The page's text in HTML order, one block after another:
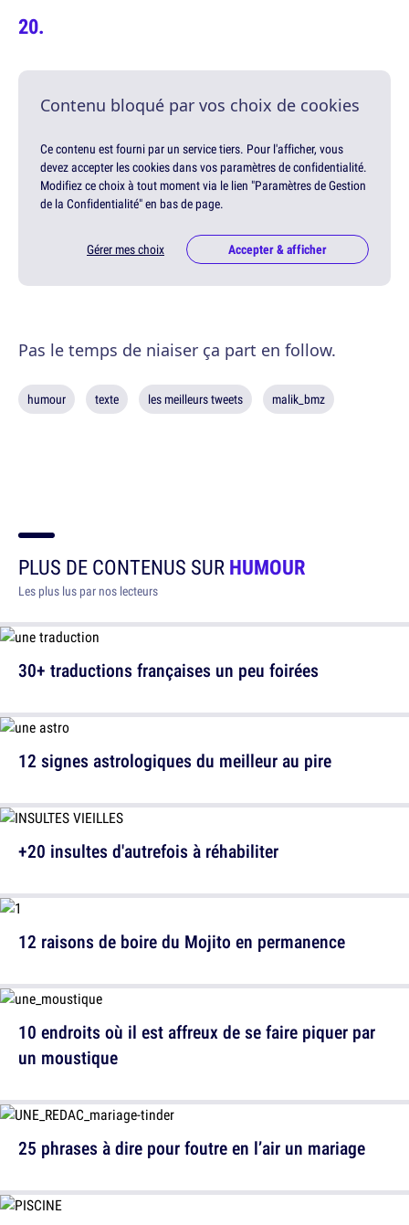
Contenu bloqué par vos choix de cookies
Ce contenu est fourni par un service tiers. Pour l'afficher, vous
devez accepter les cookies dans vos paramètres de confidentialité.
Modifiez ce choix à tout moment via le lien "Paramètres de Gestion
de la Confidentialité" en bas de page.
Gérer mes choix Accepter & afficher
Pas le temps de niaiser ça part en follow.
humour texte les meilleurs tweets malik_bmz
PLUS DE CONTENUS SURHUMOUR
Les plus lus par nos lecteurs
30+ traductions françaises un peu foirées
+20 insultes d'autrefois à réhabiliter
10 endroits où il est affreux de se faire piquer par
un moustique
12 signes astrologiques du meilleur au pire
12 raisons de boire du Mojito en permanence
25 phrases à dire pour foutre en l’air un mariage